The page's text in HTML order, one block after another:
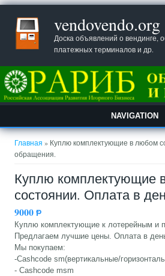
vendovendo.org
Доска объявлений о вендинге,
платежных терминалов и др.
NAVIGATION
Вы здесь
Главная » Куплю комплектующие в любом
обращения.
Куплю комплектующие
состоянии. Оплата в
9000Ᵽ
Куплю комплектующие к лотерейным и
Предлагаем лучшие цены. Оплата в
Мы покупаем:
-Cashcode sm(вертикальные/
- Cashcode msm